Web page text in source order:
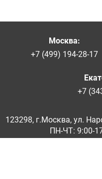
Москва:
+7 (499) 194-28-17
+7
123298, г.Москва, ул.
ПН-ЧТ: 9:00-